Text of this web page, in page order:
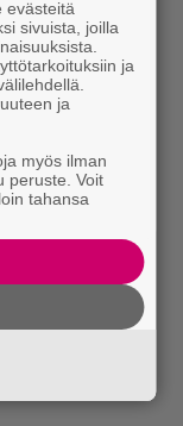
evästeitä
sivuista, joilla
ja
ja
myös ilman
peruste. Voit
tahansa